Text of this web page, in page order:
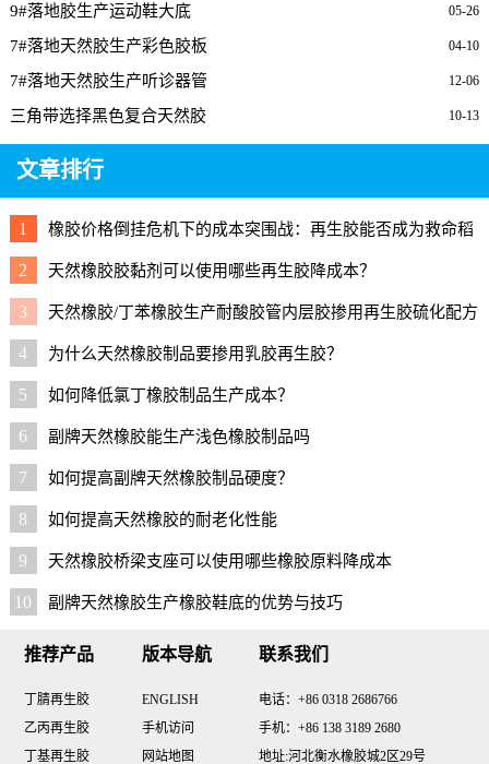
05-26
9#落地胶生产运动鞋大底
04-10
7#落地天然胶生产彩色胶板
12-06
7#落地天然胶生产听诊器管
10-13
三角带选择黑色复合天然胶
文章排行
1
橡胶价格倒挂危机下的成本突围战：再生胶能否成为救命稻
草？
2 天然橡胶胶黏剂可以使用哪些再生胶降成本？
3 天然橡胶/丁苯橡胶生产耐酸胶管内层胶掺用再生胶硫化配方
4 为什么天然橡胶制品要掺用乳胶再生胶？
5 如何降低氯丁橡胶制品生产成本？
6 副牌天然橡胶能生产浅色橡胶制品吗
7 如何提高副牌天然橡胶制品硬度？
8 如何提高天然橡胶的耐老化性能
9 天然橡胶桥梁支座可以使用哪些橡胶原料降成本
10 副牌天然橡胶生产橡胶鞋底的优势与技巧
推荐产品
丁腈再生胶
乙丙再生胶
丁基再生胶
版本导航
ENGLISH
手机访问
网站地图
联系我们
电话：+86 0318 2686766
手机：+86 138 3189 2680
地址:河北衡水橡胶城2区29号